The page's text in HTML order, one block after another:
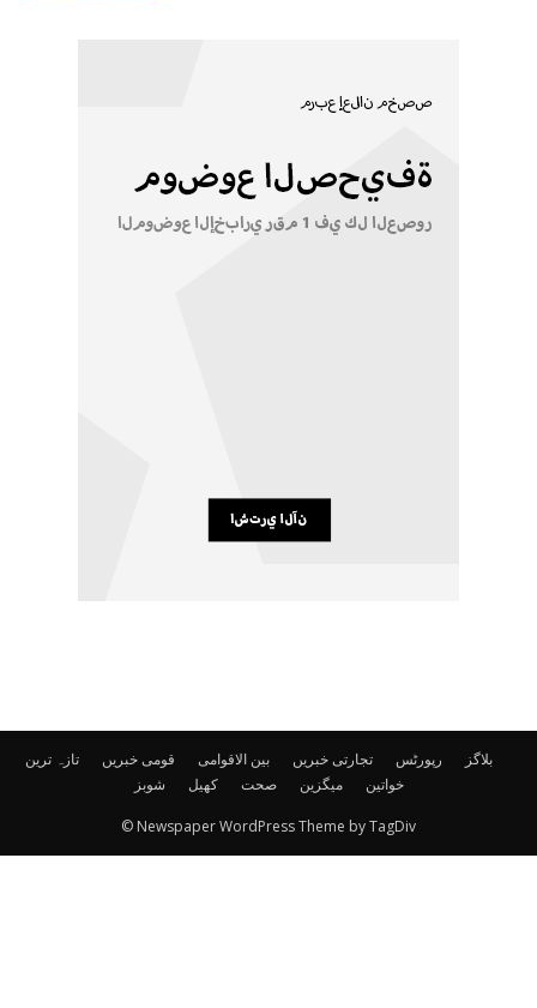
تازہ ترین قومی خبریں بین الاقوامی تجارتی خبریں رپورٹس
بلاگز
شوبز
کھیل صحت میگزین خواتین
© Newspaper WordPress Theme by TagDiv